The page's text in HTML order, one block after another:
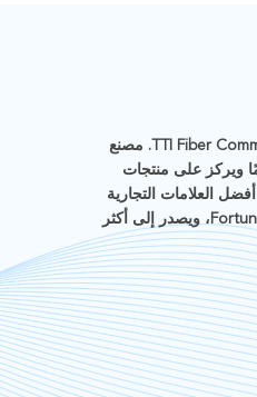
TTI Fiber Communication Tech. Co., Ltd. مصنع
بخبرة تزيد عن 15 عامًا ويركز على منتجات
العلامات التجارية
العالمية ضمن قائمة Fortune 500، ويصدر إلى أكثر